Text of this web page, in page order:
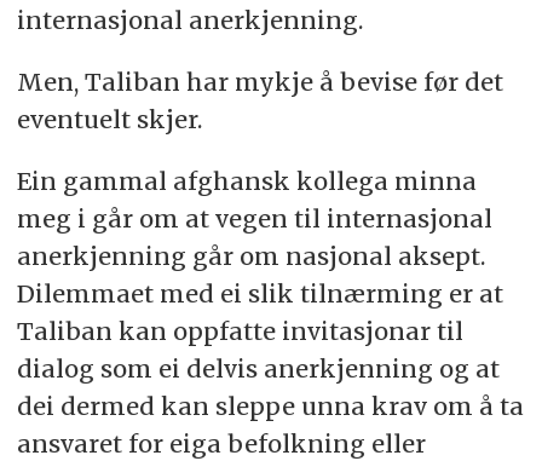
internasjonal anerkjenning.
Men, Taliban har mykje å bevise før det
eventuelt skjer.
Ein gammal afghansk kollega minna
meg i går om at vegen til internasjonal
anerkjenning går om nasjonal aksept.
Dilemmaet med ei slik tilnærming er at
Taliban kan oppfatte invitasjonar til
dialog som ei delvis anerkjenning og at
dei dermed kan sleppe unna krav om å ta
ansvaret for eiga befolkning eller